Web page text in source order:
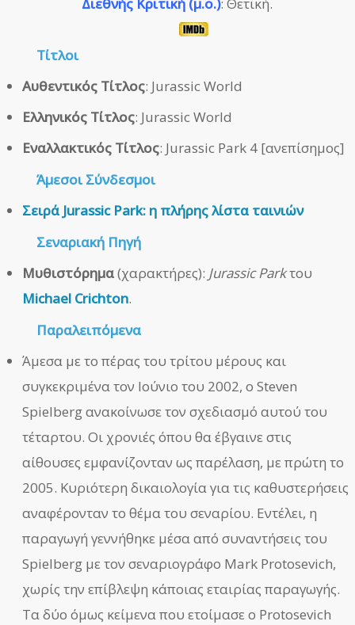
Τίτλοι
Αυθεντικός Τίτλος: Jurassic World
Ελληνικός Τίτλος: Jurassic World
Εναλλακτικός Τίτλος: Jurassic Park 4 [ανεπίσημος]
ΆμεσοιΣύνδεσμοι
Σειρά Jurassic Park: η πλήρης λίστα ταινιών
Σεναριακή Πηγή
Μυθιστόρημα(χαρακτήρες): Jurassic Parkτου
Michael Crichton.
Παραλειπόμενα
Άμεσα με το πέρας του τρίτου μέρους και
συγκεκριμένα τον Ιούνιο του 2002, ο Steven
Spielberg ανακοίνωσε τον σχεδιασμό αυτού του
τέταρτου. Οι χρονιές όπου θα έβγαινε στις
αίθουσες εμφανίζονταν ως παρέλαση, με πρώτη το
2005. Κυριότερη δικαιολογία για τις καθυστερήσεις
αναφέρονταν το θέμα του σεναρίου. Εντέλει, η
παραγωγή γεννήθηκε μέσα από συναντήσεις του
Spielberg με τον σεναριογράφο Mark Protosevich,
χωρίς την επίβλεψη κάποιας εταιρίας παραγωγής.
Τα δύο όμως κείμενα που ετοίμασε ο Protosevich